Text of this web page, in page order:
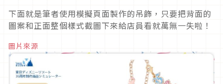
下面就是筆者使用模擬頁面製作的吊飾，只要把背面的
圖案和正面整個樣式截圖下來給店員看就萬無一失啦！
圖片來源